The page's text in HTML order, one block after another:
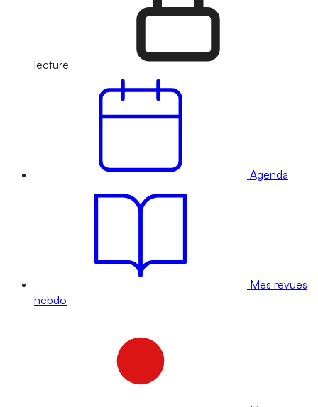
lecture
Agenda
Mes revues
hebdo